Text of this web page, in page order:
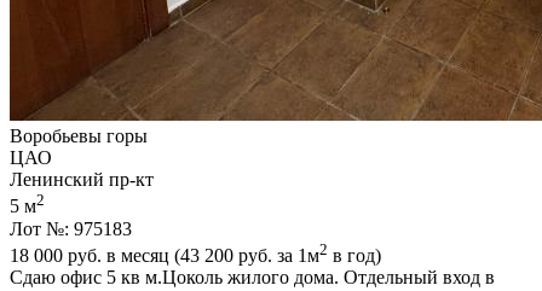
Воробьевы горы
ЦАО
Ленинский пр-кт
5 м2
Лот №: 975183
18 000 руб. в месяц (43 200 руб. за 1м2 в год)
Сдаю офис 5 кв м.Цоколь жилого дома. Отдельный вход в